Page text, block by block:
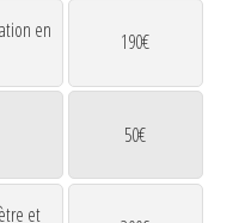
en
190€
50€
et